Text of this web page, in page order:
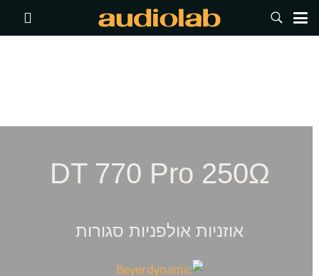
DT 770 Pro 250Ω
אוזניות אולפניות סגורות